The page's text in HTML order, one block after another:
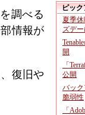
調べる
情報が
復旧や
ピック
夏季
ズデ
開
「
公開
バック
脆弱性
「